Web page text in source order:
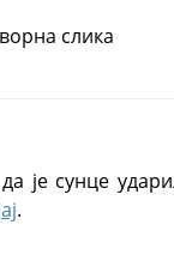
слика
је сунце
.